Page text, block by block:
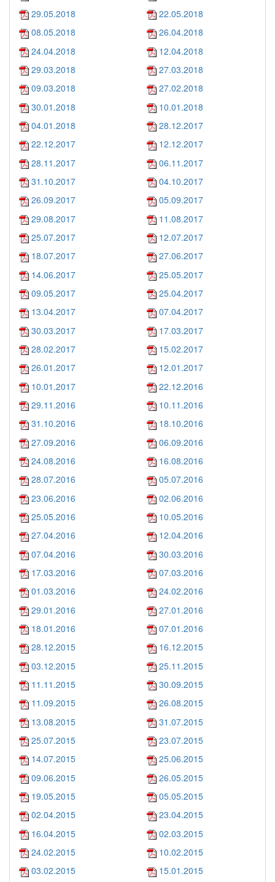
29.05.2018
22.05.2018
08.05.2018
26.04.2018
24.04.2018
12.04.2018
29.03.2018
27.03.2018
09.03.2018
27.02.2018
30.01.2018
10.01.2018
04.01.2018
28.12.2017
22.12.2017
12.12.2017
28.11.2017
06.11.2017
31.10.2017
04.10.2017
26.09.2017
05.09.2017
29.08.2017
11.08.2017
25.07.2017
12.07.2017
18.07.2017
27.06.2017
14.06.2017
25.05.2017
09.05.2017
25.04.2017
13.04.2017
07.04.2017
30.03.2017
17.03.2017
28.02.2017
15.02.2017
26.01.2017
12.01.2017
10.01.2017
22.12.2016
29.11.2016
10.11.2016
31.10.2016
18.10.2016
27.09.2016
06.09.2016
24.08.2016
16.08.2016
28.07.2016
05.07.2016
23.06.2016
02.06.2016
25.05.2016
10.05.2016
27.04.2016
12.04.2016
07.04.2016
30.03.2016
17.03.2016
07.03.2016
01.03.2016
24.02.2016
29.01.2016
27.01.2016
18.01.2016
07.01.2016
28.12.2015
16.12.2015
03.12.2015
25.11.2015
11.11.2015
30.09.2015
11.09.2015
26.08.2015
13.08.2015
31.07.2015
25.07.2015
23.07.2015
14.07.2015
25.06.2015
09.06.2015
26.05.2015
19.05.2015
05.05.2015
02.04.2015
23.04.2015
16.04.2015
02.03.2015
24.02.2015
10.02.2015
03.02.2015
15.01.2015